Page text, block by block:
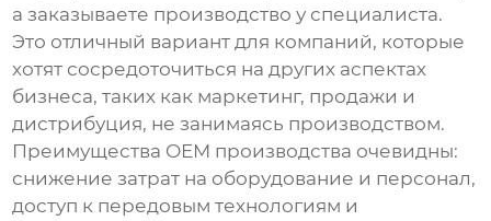
а заказываете производство у специалиста.
Это отличный вариант для компаний, которые
хотят сосредоточиться на других аспектах
бизнеса, таких как маркетинг, продажи и
дистрибуция, не занимаясь производством.
Преимущества OEM производства очевидны:
снижение затрат на оборудование и персонал,
доступ к передовым технологиям и